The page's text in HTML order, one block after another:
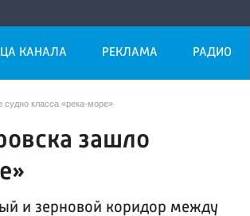
КАНАЛА РЕКЛАМА РАДИО
класса «река-море»
зашло
и зерновой коридор между